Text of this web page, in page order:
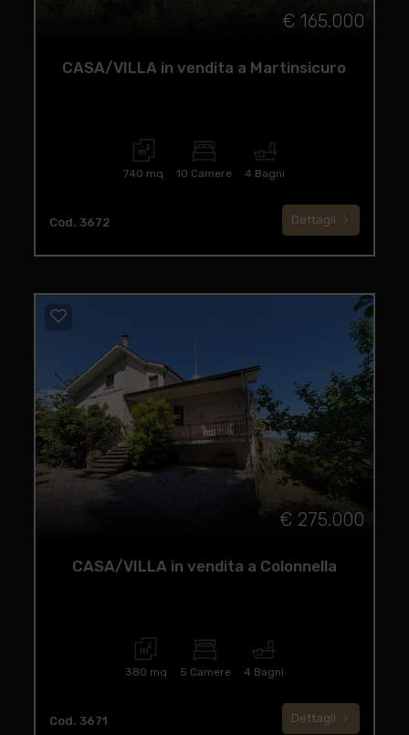
€ 165.000
CASA/VILLA in vendita a Martinsicuro
740 mq 10 Camere 4 Bagni
Cod. 3672 Dettagli
€ 275.000
CASA/VILLA in vendita a Colonnella
380 mq 5 Camere 4 Bagni
Cod. 3671 Dettagli